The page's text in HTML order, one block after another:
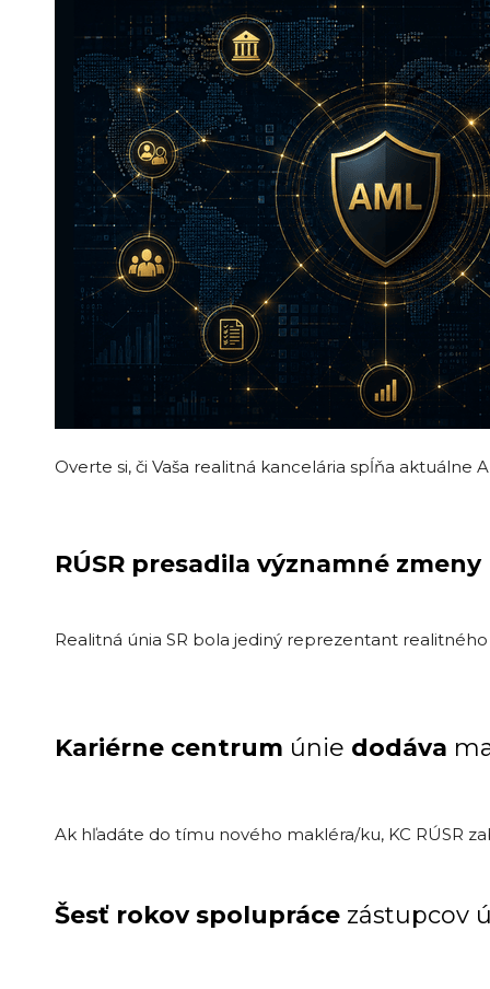
Overte si, či Vaša realitná kancelária spĺňa
RÚSR presadila významné zmeny
Realitná únia SR bola jediný reprezentant
Kariérne centrum únie dodáva
Ak hľadáte do tímu nového makléra/ku, KC RÚSR
Šesť rokov spolupráce zástupcov